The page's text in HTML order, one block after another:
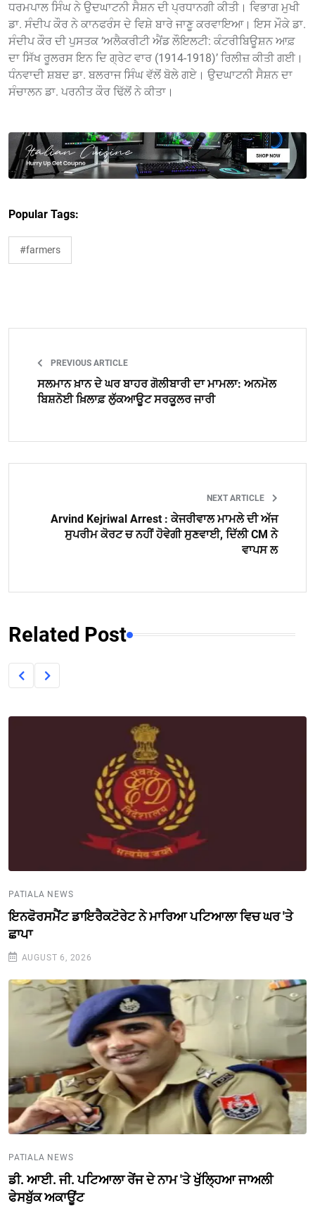
ਧਰਮਪਾਲ ਸਿੰਘ ਨੇ ਉਦਘਾਟਨੀ ਸੈਸ਼ਨ ਦੀ ਪ੍ਰਧਾਨਗੀ ਕੀਤੀ। ਵਿਭਾਗ ਮੁਖੀ
ਡਾ. ਸੰਦੀਪ ਕੌਰ ਨੇ ਕਾਨਫਰੰਸ ਦੇ ਵਿਸ਼ੇ ਬਾਰੇ ਜਾਣੂ ਕਰਵਾਇਆ। ਇਸ ਮੌਕੇ ਡਾ.
ਸੰਦੀਪ ਕੌਰ ਦੀ ਪੁਸਤਕ ‘ਅਲੈਕਰੀਟੀ ਐਂਡ ਲੌਇਲਟੀ: ਕੰਟਰੀਬਿਊਸ਼ਨ ਆਫ਼
ਦਾ ਸਿੱਖ ਰੂਲਰਸ ਇਨ ਦਿ ਗ੍ਰੇਟ ਵਾਰ (1914-1918)’ ਰਿਲੀਜ਼ ਕੀਤੀ ਗਈ।
ਧੰਨਵਾਦੀ ਸ਼ਬਦ ਡਾ. ਬਲਰਾਜ ਸਿੰਘ ਵੱਲੋਂ ਬੋਲੇ ਗਏ। ਉਦਘਾਟਨੀ ਸੈਸ਼ਨ ਦਾ
ਸੰਚਾਲਨ ਡਾ. ਪਰਨੀਤ ਕੌਰ ਢਿੱਲੋਂ ਨੇ ਕੀਤਾ।
Popular Tags:
#farmers
PREVIOUS ARTICLE
ਸਲਮਾਨ ਖ਼ਾਨ ਦੇ ਘਰ ਬਾਹਰ ਗੋਲੀਬਾਰੀ ਦਾ ਮਾਮਲਾ: ਅਨਮੋਲ
ਬਿਸ਼ਨੋਈ ਖ਼ਿਲਾਫ਼ ਲੁੱਕਆਊਟ ਸਰਕੂਲਰ ਜਾਰੀ
NEXT ARTICLE
Arvind Kejriwal Arrest : ਕੇਜਰੀਵਾਲ ਮਾਮਲੇ ਦੀ ਅੱਜ
ਸੁਪਰੀਮ ਕੋਰਟ ਚ ਨਹੀਂ ਹੋਵੇਗੀ ਸੁਣਵਾਈ, ਦਿੱਲੀ CM ਨੇ
ਵਾਪਸ ਲ
Related Post
PATIALA NEWS
ਇਨਫੋਰਸਮੈਂਟ ਡਾਇਰੈਕਟੋਰੇਟ ਨੇ ਮਾਰਿਆ ਪਟਿਆਲਾ ਵਿਚ ਘਰ 'ਤੇ
ਛਾਪਾ
AUGUST 6, 2026
PATIALA NEWS
ਡੀ. ਆਈ. ਜੀ. ਪਟਿਆਲਾ ਰੇਂਜ ਦੇ ਨਾਮ 'ਤੇ ਖੁੱਲ੍ਹਿਆ ਜਾਅਲੀ
ਫੇਸਬੁੱਕ ਅਕਾਊਂਟ